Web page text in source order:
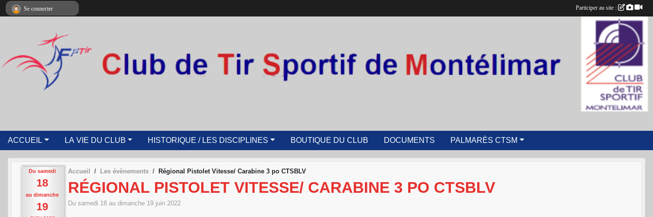
ACCUEIL LA VIE DU CLUB HISTORIQUE / LES DISCIPLINES BOUTIQUE DU CLUB DOCUMENTS PALMARÈS CTSM
Du samedi
18
au dimanche
19
Accueil Les évènements Régional Pistolet Vitesse/ Carabine 3 po CTSBLV
RÉGIONAL PISTOLET VITESSE/ CARABINE 3 PO CTSBLV
Du samedi 18 au dimanche 19 juin 2022
Se connecter Participer au site :
Panneau de gestion des cookies